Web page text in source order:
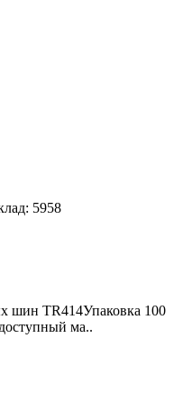
5958
шин TR414Упаковка 100
ма..